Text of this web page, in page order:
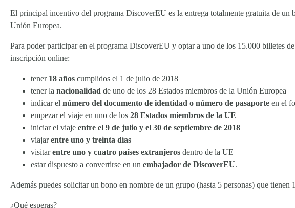
El principal incentivo del programa DiscoverEU es la entrega totalmente gratuita de un
Unión Europea.
Para poder participar en el programa DiscoverEU y optar a uno de los 15.000 billetes
inscripción online:
tener 18 años cumplidos el 1 de julio de 2018
tener la nacionalidad de uno de los 28 Estados miembros de la Unión Europea
indicar el número del documento de identidad o número de pasaporte en el
empezar el viaje en uno de los 28 Estados miembros de la UE
iniciar el viaje entre el 9 de julio y el 30 de septiembre de 2018
viajarentre uno y treinta días
visitarentre uno y cuatro países extranjeros dentro de la UE
estar dispuesto a convertirse en un embajador de DiscoverEU.
Además puedes solicitar un bono en nombre de un grupo (hasta 5 personas) que tienen
¿Qué esperas?